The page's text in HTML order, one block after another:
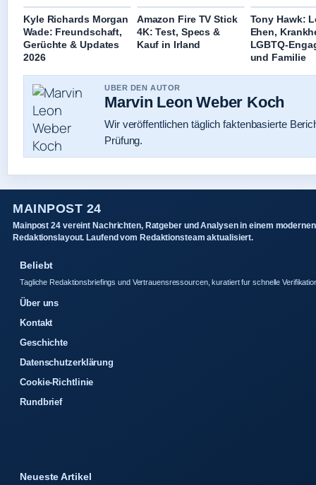
Kyle Richards Morgan
Wade: Freundschaft,
Gerüchte & Updates
2026
Amazon Fire TV Stick
4K: Test, Specs &
Kauf in Irland
Tony Hawk:
Ehen,
LGBTQ-
und Familie
UBER DEN AUTOR
Marvin Leon Weber Koch
Wir veröffentlichen täglich faktenbasierte
Prüfung.
MAINPOST 24
Mainpost 24 vereint Nachrichten, Ratgeber und Analysen in einem modernen
Redaktionslayout. Laufend vom Redaktionsteam aktualisiert.
Beliebt
Tagliche Redaktionsbriefings und Vertrauensressourcen, kuratiert fur schnelle
Über uns
Kontakt
Geschichte
Datenschutzerklärung
Cookie-Richtlinie
Rundbrief
Neueste Artikel